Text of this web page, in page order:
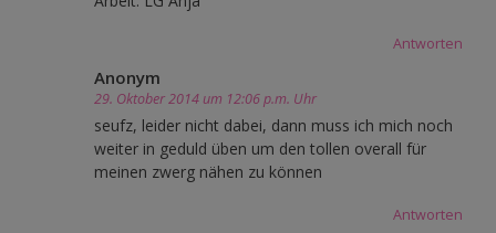
Antworten
Anonym
29. Oktober 2014 um 12:06 p.m. Uhr
seufz, leider nicht dabei, dann muss ich mich noch
weiter in geduld üben um den tollen overall für
meinen zwerg nähen zu können
Antworten